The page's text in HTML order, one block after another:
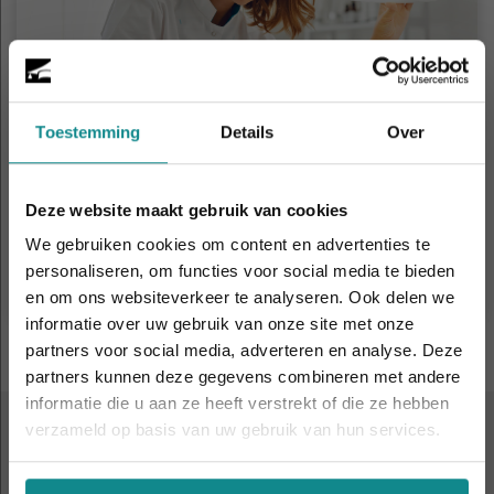
Toestemming Details Over
Deze website maakt gebruik van cookies
We gebruiken cookies om content en advertenties te
personaliseren, om functies voor social media te bieden
en om ons websiteverkeer te analyseren. Ook delen we
informatie over uw gebruik van onze site met onze
partners voor social media, adverteren en analyse. Deze
partners kunnen deze gegevens combineren met andere
informatie die u aan ze heeft verstrekt of die ze hebben
verzameld op basis van uw gebruik van hun services.
Duur
18 - 26 dagen
Prijs
v.a. € 1.859
Meer informatie
ALTIJD IN DE BUURT
Laatste week! 10% korting t.e.m. 15 augustus,
daarna eindigt de zomeractie definitief.
Sluiten